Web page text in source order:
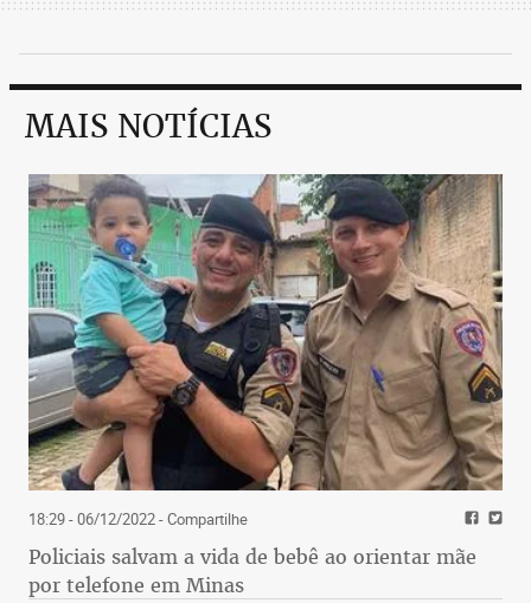
MAIS NOTÍCIAS
18:29 - 06/12/2022- Compartilhe
Policiais salvam a vida de bebê ao orientar mãe
por telefone em Minas